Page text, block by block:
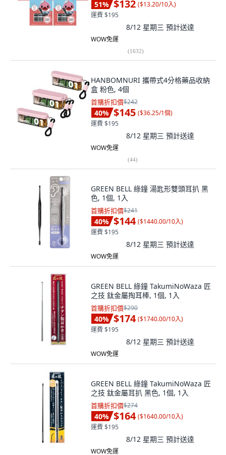
51% $132 ($13.20/10入)
運費 $195
8/12 星期三 預計送達
WOW免運
(1632)
HANBOMNURI 攜帶式4分格藥品收納
盒 粉色, 4個
首購折扣價$242
40% $145 ($36.25/1個)
運費 $195
8/12 星期三 預計送達
WOW免運
(44)
GREEN BELL 綠鐘 湯匙形雙頭耳扒 黑
色, 1個, 1入
首購折扣價$241
40% $144 ($1440.00/10入)
運費 $195
8/12 星期三 預計送達
WOW免運
GREEN BELL 綠鐘 TakumiNoWaza 匠
之技 鈦金屬掏耳棒, 1個, 1入
首購折扣價$290
40% $174 ($1740.00/10入)
運費 $195
8/12 星期三 預計送達
WOW免運
GREEN BELL 綠鐘 TakumiNoWaza 匠
之技 鈦金屬耳扒 黑色, 1個, 1入
首購折扣價$274
40% $164 ($1640.00/10入)
運費 $195
8/12 星期三 預計送達
WOW免運